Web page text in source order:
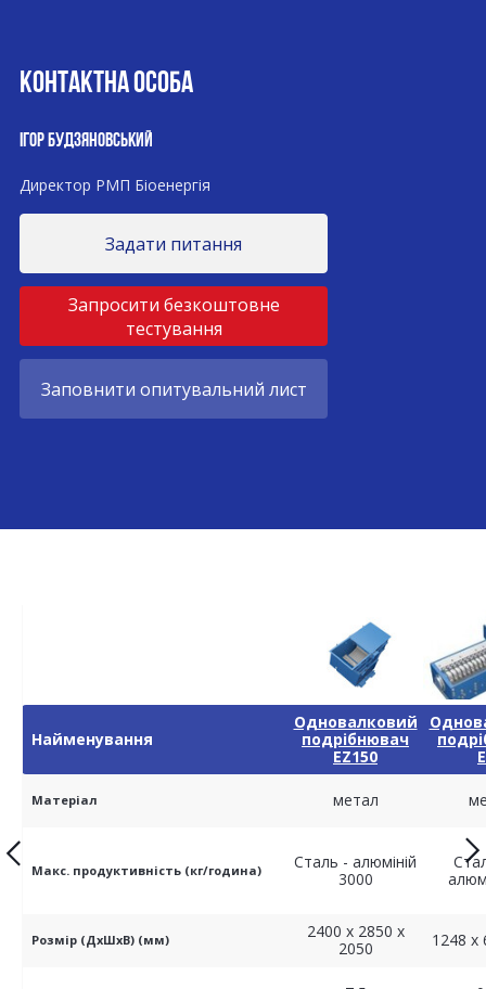
КОНТАКТНА ОСОБА
ІГОР БУДЗЯНОВСЬКИЙ
Директор РМП Біоенергія
Задати питання
Запросити безкоштовне
тестування
Заповнити опитувальний лист
Найменування
Одновалковий
подрібнювач
EZ150
Матеріал метал
Макс. продуктивність (кг/година)
Сталь - алюміній
3000
Розмір (ДхШхВ) (мм)
2400 х 2850 х
2050
1248 x